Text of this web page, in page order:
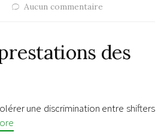
Aucun commentaire
des
une discrimination entre shifters